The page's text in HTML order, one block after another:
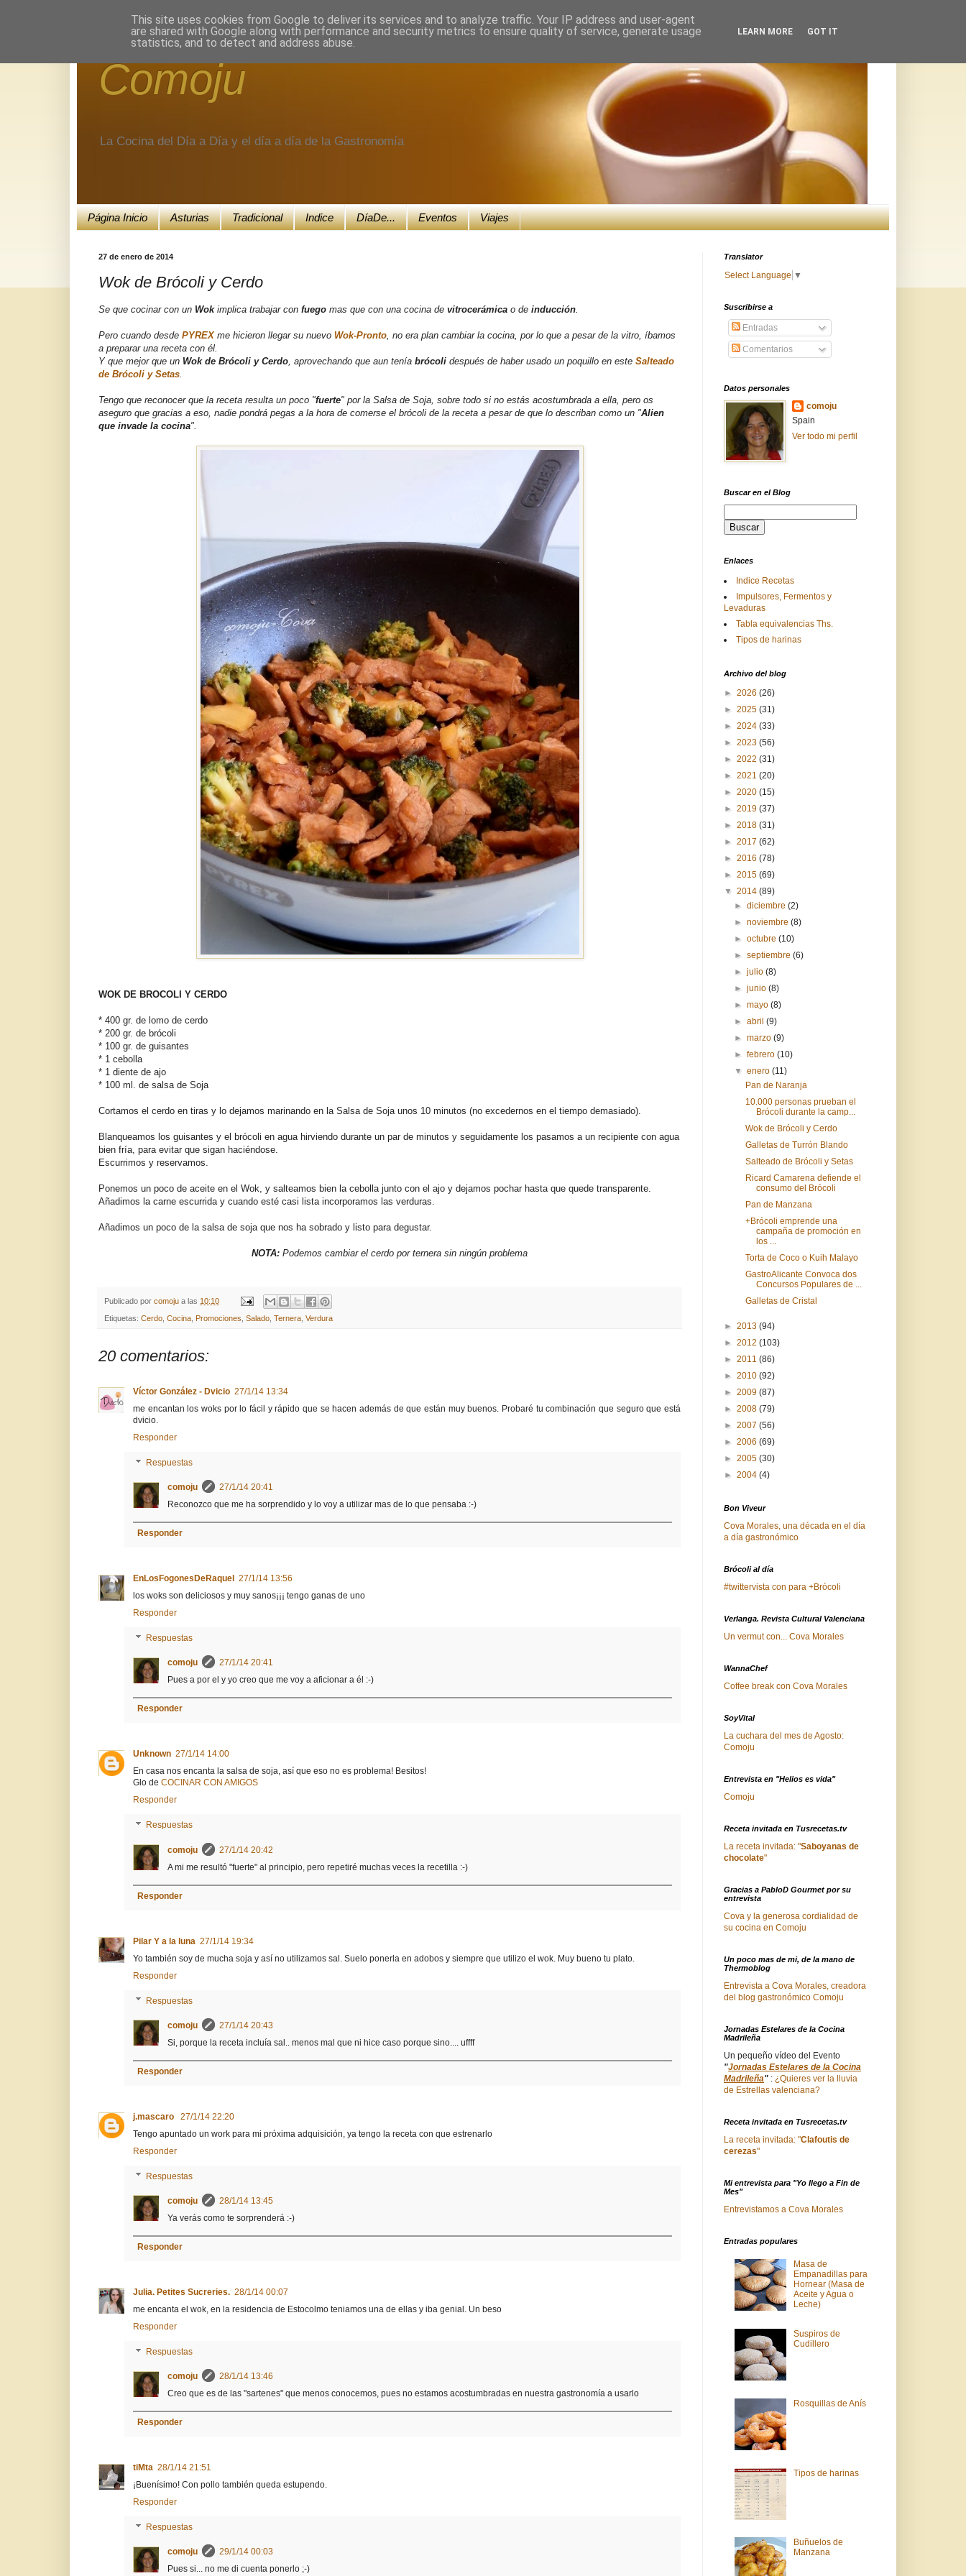
Comoju
La Cocina del Día a Día y el día a día de la Gastronomía
Página Inicio Asturias Tradicional Indice DíaDe... Eventos Viajes
27 de enero de 2014
Wok de Brócoli y Cerdo
Se que cocinar con un Wokimplica trabajar con fuego mas que con una cocina de vitrocerámica o de inducción
Pero cuando desde PYREX me hicieron llegar su nuevo Wok-Pronto , no era plan cambiar la cocina, por lo que a pesar de la vitro, íbamos
a preparar una receta con él.
Y que mejor que un Wok de Brócoli y Cerdo , aprovechando que aun tenía brócoli después de haber usado un poquillo en este Salteado
de Brócoli y Setas
Tengo que reconocer que la receta resulta un poco "fuerte" por la Salsa de Soja, sobre todo si no estás acostumbrada a ella, pero os
aseguro que gracias a eso, nadie pondrá pegas a la hora de comerse el brócoli de la receta a pesar de que lo describan como un "Alien
que invade la cocina".
WOK DE BROCOLI Y CERDO
* 400 gr. de lomo de cerdo
* 200 gr. de brócoli
* 100 gr. de guisantes
* 1 cebolla
* 1 diente de ajo
* 100 ml. de salsa de Soja
Cortamos el cerdo en tiras y lo dejamos marinando en la Salsa de Soja unos 10 minutos (no excedernos en el tiempo demasiado).
Blanqueamos los guisantes y el brócoli en agua hirviendo durante un par de minutos y seguidamente los pasamos a un recipiente con agua
bien fría, para evitar que sigan haciéndose.
Escurrimos y reservamos.
Ponemos un poco de aceite en el Wok, y salteamos bien la cebolla junto con el ajo y dejamos pochar hasta que quede transparente.
Añadimos la carne escurrida y cuando esté casi lista incorporamos las verduras.
Añadimos un poco de la salsa de soja que nos ha sobrado y listo para degustar.
NOTA: Podemos cambiar el cerdo por ternera sin ningún problema
Publicado por comoju a las 10:10
Etiquetas: Cerdo Cocina Promociones Salado Ternera Verdura
20 comentarios:
Víctor González - Dvicio 27/1/14 13:34
me encantan los woks por lo fácil y rápido que se hacen además de que están muy buenos. Probaré tu combinación que seguro que está
dvicio.
Responder
Respuestas
comoju
27/1/14 20:41
Reconozco que me ha sorprendido y lo voy a utilizar mas de lo que pensaba :-)
Responder
EnLosFogonesDeRaquel
27/1/14 13:56
los woks son deliciosos y muy sanos¡¡¡ tengo ganas de uno
Responder
Respuestas
comoju
27/1/14 20:41
Pues a por el y yo creo que me voy a aficionar a él :-)
Responder
Unknown 27/1/14 14:00
En casa nos encanta la salsa de soja, así que eso no es problema! Besitos!
Glo de COCINAR CON AMIGOS
Responder
Respuestas
comoju
27/1/14 20:42
A mi me resultó "fuerte" al principio, pero repetiré muchas veces la recetilla :-)
Responder
Pilar Y a la luna 27/1/14 19:34
Yo también soy de mucha soja y así no utilizamos sal. Suelo ponerla en adobos y siempre que utilizo el wok. Muy bueno tu plato.
Responder
Respuestas
comoju
27/1/14 20:43
Si, porque la receta incluía sal.. menos mal que ni hice caso porque sino.... uffff
Responder
j.mascaro
27/1/14 22:20
Tengo apuntado un work para mi próxima adquisición, ya tengo la receta con que estrenarlo
Responder
Respuestas
comoju
28/1/14 13:45
Ya verás como te sorprenderá :-)
Responder
Julia. Petites Sucreries. 28/1/14 00:07
me encanta el wok, en la residencia de Estocolmo teniamos una de ellas y iba genial. Un beso
Responder
Respuestas
comoju
28/1/14 13:46
Creo que es de las "sartenes" que menos conocemos, pues no estamos acostumbradas en nuestra gastronomía a usarlo
Responder
tiMta 28/1/14 21:51
¡Buenísimo! Con pollo también queda estupendo.
Responder
Respuestas
comoju
29/1/14 00:03
Pues si... no me di cuenta ponerlo ;-)
Translator
Select Language ▼
Suscribirse a
Entradas
Comentarios
Datos personales
comoju
Spain
Ver todo mi perfil
Buscar en el Blog
Enlaces
Indice Recetas
Impulsores, Fermentos y
Levaduras
Tabla equivalencias Ths.
Tipos de harinas
Archivo del blog
► 2026 (26)
► 2025 (31)
► 2024 (33)
► 2023 (56)
► 2022 (31)
► 2021 (20)
► 2020 (15)
► 2019 (37)
► 2018 (31)
► 2017 (62)
► 2016 (78)
► 2015 (69)
▼ 2014 (89)
►diciembre(2)
►noviembre(8)
►octubre(10)
►septiembre(6)
►julio(8)
►junio(8)
►mayo(8)
►abril(9)
►marzo(9)
►febrero(10)
▼enero(11)
Pan de Naranja
10.000 personas prueban el
Brócoli durante la camp...
Wok de Brócoli y Cerdo
Galletas de Turrón Blando
Salteado de Brócoli y Setas
Ricard Camarena defiende el
consumo del Brócoli
Pan de Manzana
+Brócoli emprende una
campaña de promoción en
los ...
Torta de Coco o Kuih Malayo
GastroAlicante Convoca dos
Concursos Populares de ...
Galletas de Cristal
► 2013 (94)
► 2012 (103)
► 2011 (86)
► 2010 (92)
► 2009 (87)
► 2008 (79)
► 2007 (56)
► 2006 (69)
► 2005 (30)
► 2004 (4)
Bon Viveur
Cova Morales, una década en el día
a día gastronómico
Brócoli al día
#twittervista con para +Brócoli
Verlanga. Revista Cultural Valenciana
Un vermut con... Cova Morales
WannaChef
Coffee break con Cova Morales
SoyVital
La cuchara del mes de Agosto:
Comoju
Entrevista en "Helios es vida"
Comoju
Receta invitada en Tusrecetas.tv
La receta invitada: "Saboyanas de
chocolate"
Gracias a PabloD Gourmet por su
entrevista
Cova y la generosa cordialidad de
su cocina en Comoju
Un poco mas de mi, de la mano de
Thermoblog
Entrevista a Cova Morales, creadora
del blog gastronómico Comoju
Jornadas Estelares de la Cocina
Madrileña
Un pequeño vídeo del Evento
"Jornadas Estelares de la Cocina
Madrileña" : ¿Quieres ver la lluvia
de Estrellas valenciana?
Receta invitada en Tusrecetas.tv
La receta invitada: "Clafoutis de
cerezas"
Mi entrevista para "Yo llego a Fin de
Mes"
Entrevistamos a Cova Morales
Entradas populares
Masa de
Empanadillas para
Hornear (Masa de
Aceite y Agua o
Leche)
Suspiros de
Cudillero
Rosquillas de Anís
Tipos de harinas
Buñuelos de
Manzana
This site uses cookies from Google to deliver its services and to analyze traffic. Your IP address and user-agent
are shared with Google along with performance and security metrics to ensure quality of service, generate usage
statistics, and to detect and address abuse.
LEARN MORE GOT IT